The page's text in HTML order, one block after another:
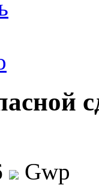
Gwp